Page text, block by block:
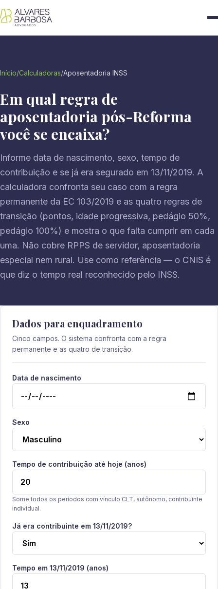
Início/Calculadoras/Aposentadoria INSS
Em qual regra de
aposentadoria pós-Reforma
você se encaixa?
Informe data de nascimento, sexo, tempo de
contribuição e se já era segurado em 13/11/2019. A
calculadora confronta seu caso com a regra
permanente da EC 103/2019 e as quatro regras de
transição (pontos, idade progressiva, pedágio 50%,
pedágio 100%) e mostra o que falta cumprir em cada
uma. Não cobre RPPS de servidor, aposentadoria
especial nem rural. Use como referência — o CNIS é
que diz o tempo real reconhecido pelo INSS.
Dados para enquadramento
Cinco campos. O sistema confronta com a regra
permanente e as quatro de transição.
Data de nascimento
Sexo
Tempo de contribuição até hoje (anos)
Some todos os períodos com vínculo CLT, autônomo, contribuinte
individual.
Já era contribuinte em 13/11/2019?
Tempo em 13/11/2019 (anos)